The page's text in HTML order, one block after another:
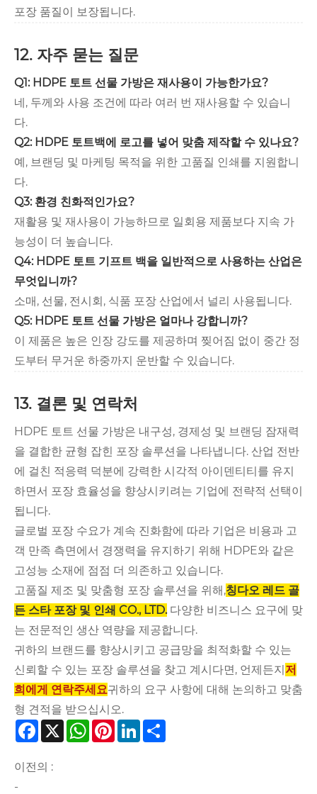
포장 품질이 보장됩니다.
12. 자주 묻는 질문
Q1: HDPE 토트 선물 가방은 재사용이 가능한가요?
네, 두께와 사용 조건에 따라 여러 번 재사용할 수 있습니
다.
Q2: HDPE 토트백에 로고를 넣어 맞춤 제작할 수 있나요?
예, 브랜딩 및 마케팅 목적을 위한 고품질 인쇄를 지원합니
다.
Q3: 환경 친화적인가요?
재활용 및 재사용이 가능하므로 일회용 제품보다 지속 가
능성이 더 높습니다.
Q4: HDPE 토트 기프트 백을 일반적으로 사용하는 산업은
무엇입니까?
소매, 선물, 전시회, 식품 포장 산업에서 널리 사용됩니다.
Q5: HDPE 토트 선물 가방은 얼마나 강합니까?
이 제품은 높은 인장 강도를 제공하며 찢어짐 없이 중간 정
도부터 무거운 하중까지 운반할 수 있습니다.
13. 결론 및 연락처
HDPE 토트 선물 가방은 내구성, 경제성 및 브랜딩 잠재력
을 결합한 균형 잡힌 포장 솔루션을 나타냅니다. 산업 전반
에 걸친 적응력 덕분에 강력한 시각적 아이덴티티를 유지
하면서 포장 효율성을 향상시키려는 기업에 전략적 선택이
됩니다.
글로벌 포장 수요가 계속 진화함에 따라 기업은 비용과 고
객 만족 측면에서 경쟁력을 유지하기 위해 HDPE와 같은
고성능 소재에 점점 더 의존하고 있습니다.
고품질 제조 및 맞춤형 포장 솔루션을 위해,칭다오 레드 골
든 스타 포장 및 인쇄 CO., LTD. 다양한 비즈니스 요구에 맞
는 전문적인 생산 역량을 제공합니다.
귀하의 브랜드를 향상시키고 공급망을 최적화할 수 있는
신뢰할 수 있는 포장 솔루션을 찾고 계시다면, 언제든지 저
희에게 연락주세요귀하의 요구 사항에 대해 논의하고 맞춤
형 견적을 받으십시오.
Facebook
X WhatsApp
Pinterest
LinkedIn
이전의 :
-